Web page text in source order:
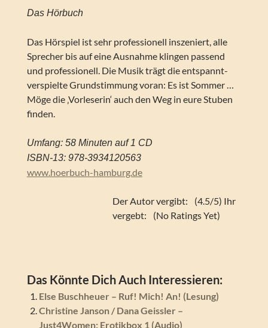
Das Hörbuch
Das Hörspiel ist sehr professionell inszeniert, alle
Sprecher bis auf eine Ausnahme klingen passend
und professionell. Die Musik trägt die entspannt-
verspielte Grundstimmung voran: Es ist Sommer …
Möge die ‚Vorleserin‘ auch den Weg in eure Stuben
finden.
Umfang: 58 Minuten auf 1 CD
ISBN-13: 978-3934120563
www.hoerbuch-hamburg.de
Der Autor vergibt:
(4.5/5) Ihr
vergebt:
(No Ratings Yet)
Das Könnte Dich Auch Interessieren:
Else Buschheuer – Ruf! Mich! An! (Lesung)
Christine Janson / Dana Geissler –
Just4Women: Erotikbox 1 (Audio)